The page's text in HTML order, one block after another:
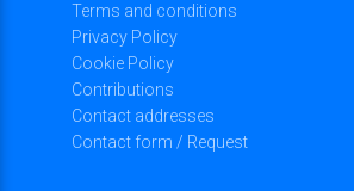
Terms and conditions
Privacy Policy
Cookie Policy
Contributions
Contact addresses
Contact form / Request